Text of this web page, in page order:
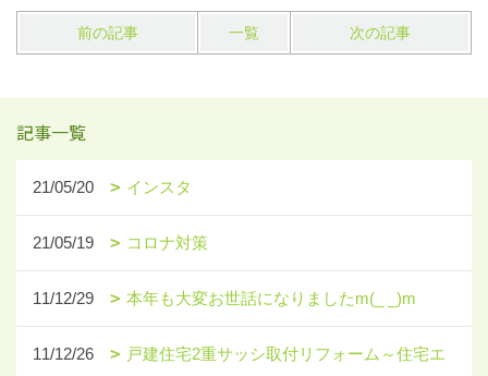
前の記事 一覧 次の記事
記事一覧
21/05/20 インスタ
21/05/19 コロナ対策
11/12/29 本年も大変お世話になりましたm(_ _)m
11/12/26
戸建住宅2重サッシ取付リフォーム～住宅エ